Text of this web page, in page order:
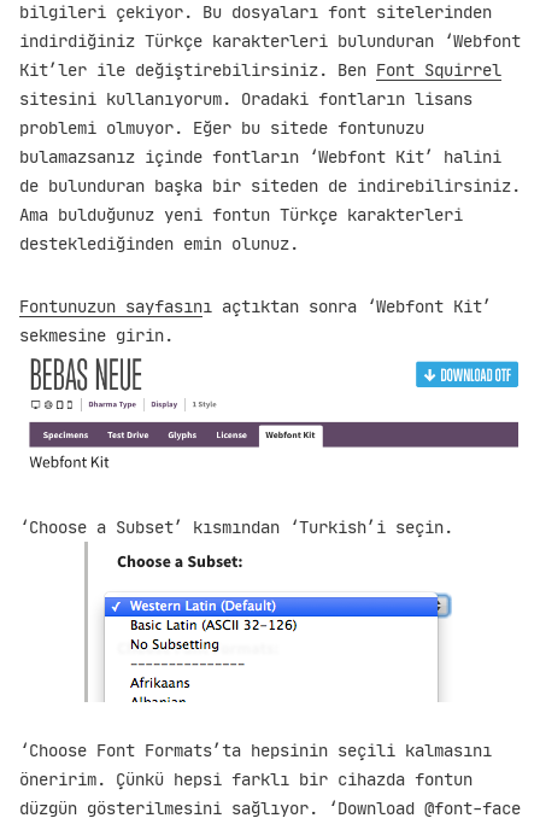
bilgileri çekiyor. Bu dosyaları font sitelerinden
indirdiğiniz Türkçe karakterleri bulunduran ‘Webfont
Kit’ler ile değiştirebilirsiniz. Ben Font Squirrel
sitesini kullanıyorum. Oradaki fontların lisans
problemi olmuyor. Eğer bu sitede fontunuzu
bulamazsanız içinde fontların ‘Webfont Kit’ halini
de bulunduran başka bir siteden de indirebilirsiniz.
Ama bulduğunuz yeni fontun Türkçe karakterleri
desteklediğinden emin olunuz.
Fontunuzun sayfasını açtıktan sonra ‘Webfont Kit’
sekmesine girin.
‘Choose a Subset’ kısmından ‘Turkish’i seçin.
‘Choose Font Formats’ta hepsinin seçili kalmasını
öneririm. Çünkü hepsi farklı bir cihazda fontun
düzgün gösterilmesini sağlıyor. ‘Download @font-face